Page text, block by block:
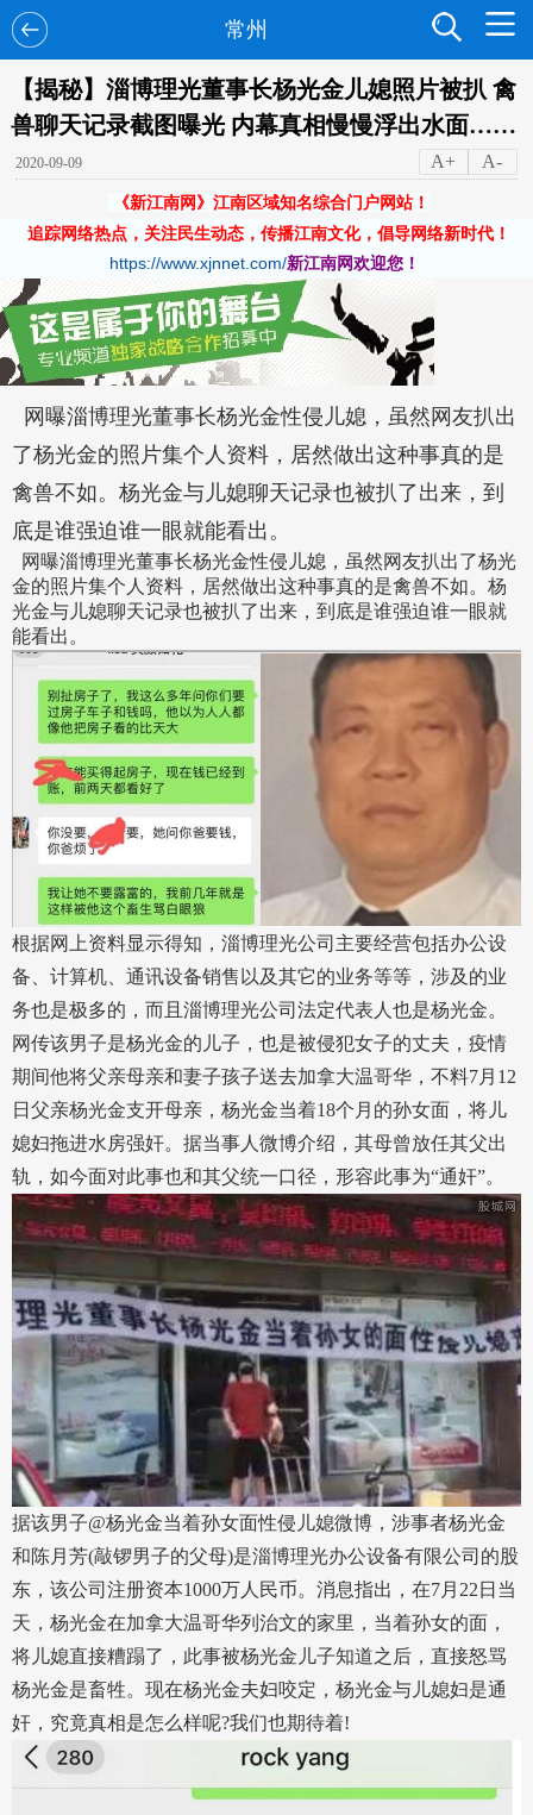
常州
【揭秘】淄博理光董事长杨光金儿媳照片被扒 禽
兽聊天记录截图曝光 内幕真相慢慢浮出水面……
2020-09-09 A+ A-
《新江南网》江南区域知名综合门户网站！
追踪网络热点，关注民生动态，传播江南文化，倡导网络新时代！
https://www.xjnnet.com/新江南网欢迎您！
网曝淄博理光董事长杨光金性侵儿媳，虽然网友扒出
了杨光金的照片集个人资料，居然做出这种事真的是
禽兽不如。杨光金与儿媳聊天记录也被扒了出来，到
底是谁强迫谁一眼就能看出。
网曝淄博理光董事长杨光金性侵儿媳，虽然网友扒出了杨光
金的照片集个人资料，居然做出这种事真的是禽兽不如。杨
光金与儿媳聊天记录也被扒了出来，到底是谁强迫谁一眼就
能看出。
根据网上资料显示得知，淄博理光公司主要经营包括办公设
备、计算机、通讯设备销售以及其它的业务等等，涉及的业
务也是极多的，而且淄博理光公司法定代表人也是杨光金。
网传该男子是杨光金的儿子，也是被侵犯女子的丈夫，疫情
期间他将父亲母亲和妻子孩子送去加拿大温哥华，不料7月12
日父亲杨光金支开母亲，杨光金当着18个月的孙女面，将儿
媳妇拖进水房强奸。据当事人微博介绍，其母曾放任其父出
轨，如今面对此事也和其父统一口径，形容此事为“通奸”。
据该男子@杨光金当着孙女面性侵儿媳微博，涉事者杨光金
和陈月芳(敲锣男子的父母)是淄博理光办公设备有限公司的股
东，该公司注册资本1000万人民币。消息指出，在7月22日当
天，杨光金在加拿大温哥华列治文的家里，当着孙女的面，
将儿媳直接糟蹋了，此事被杨光金儿子知道之后，直接怒骂
杨光金是畜牲。现在杨光金夫妇咬定，杨光金与儿媳妇是通
奸，究竟真相是怎么样呢?我们也期待着!